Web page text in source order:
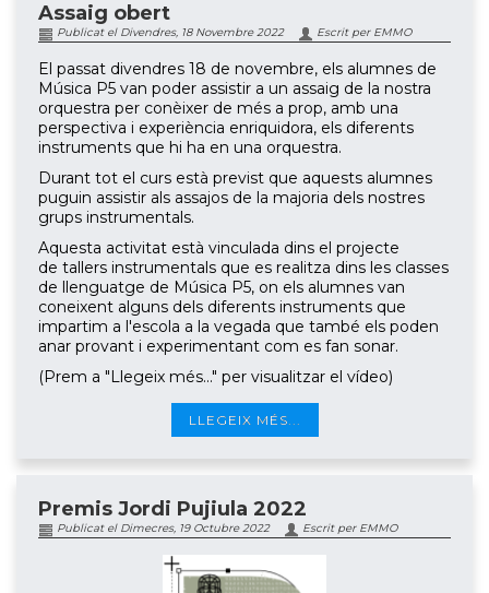
Assaig obert
Publicat el Divendres, 18 Novembre 2022 Escrit per EMMO
El passat divendres 18 de novembre, els alumnes de
Música P5 van poder assistir a un assaig de la nostra
orquestra per conèixer de més a prop, amb una
perspectiva i experiència enriquidora, els diferents
instruments que hi ha en una orquestra.
Durant tot el curs està previst que aquests alumnes
puguin assistir als assajos de la majoria dels nostres
grups instrumentals.
Aquesta activitat està vinculada dins el projecte
de tallers instrumentals que es realitza dins les classes
de llenguatge de Música P5, on els alumnes van
coneixent alguns dels diferents instruments que
impartim a l'escola a la vegada que també els poden
anar provant i experimentant com es fan sonar.
(Prem a "Llegeix més..." per visualitzar el vídeo)
LLEGEIX MÉS...
Premis Jordi Pujiula 2022
Publicat el Dimecres, 19 Octubre 2022 Escrit per EMMO